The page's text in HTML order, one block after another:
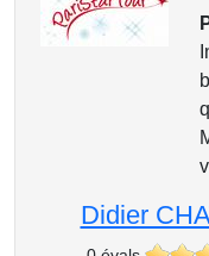
Didier